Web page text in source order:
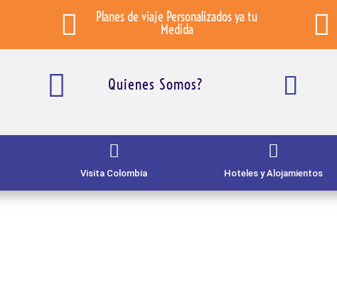
 Planes de viaje Personalizados ya tu
Medida 
 Quienes Somos?

Visita Colombia

Hoteles y Alojamientos